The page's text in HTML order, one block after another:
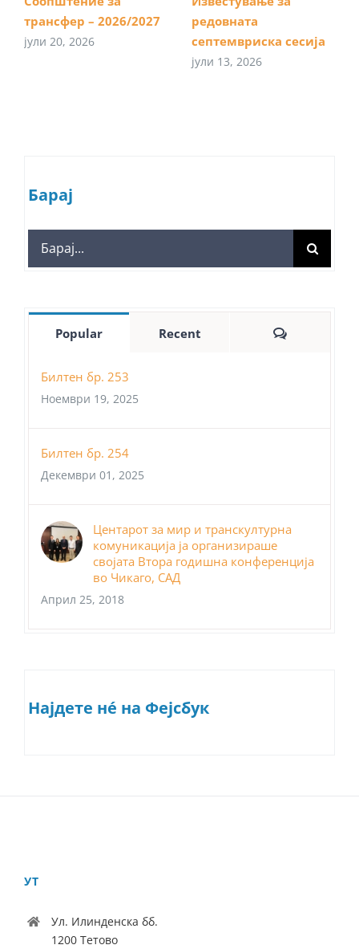
трансфер – 2026/2027
јули 20, 2026
редовната
септемвриска сесија
јули 13, 2026
Барај
Search
for:
Popular Recent Comments
Билтен бр. 253
Ноември 19, 2025
Билтен бр. 254
Декември 01, 2025
Центарот за мир и транскултурна
комуникација ја организираше
својата Втора годишна конференција
во Чикаго, САД
Април 25, 2018
Најдете нé на Фејсбук
УТ
Ул. Илинденска бб.
1200 Тетово